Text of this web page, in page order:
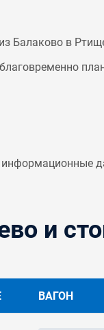
Балаково в
информационные
и
ВАГОН